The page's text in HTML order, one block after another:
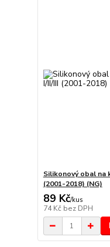
Silikonový obal na
(2001-2018) (NG)
89 Kč/kus
74 Kč bez DPH